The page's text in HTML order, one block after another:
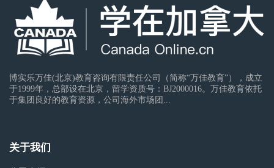
博实乐万佳(北京)教育咨询有限责任公司（简称“万佳教育”），成立
于1999年，总部设在北京，留学资质号：BJ2000016。万佳教育依托
于集团良好的教育资源，公司海外市场团...
关于我们